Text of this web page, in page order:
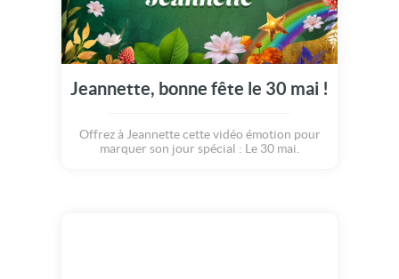
Jeannette, bonne fête le 30 mai !
Offrez à Jeannette cette vidéo émotion pour
marquer son jour spécial : Le 30 mai.